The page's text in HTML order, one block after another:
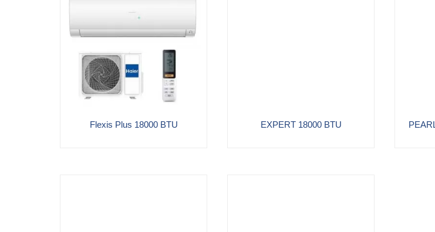
Flexis Plus 18000 BTU EXPERT 18000 BTU